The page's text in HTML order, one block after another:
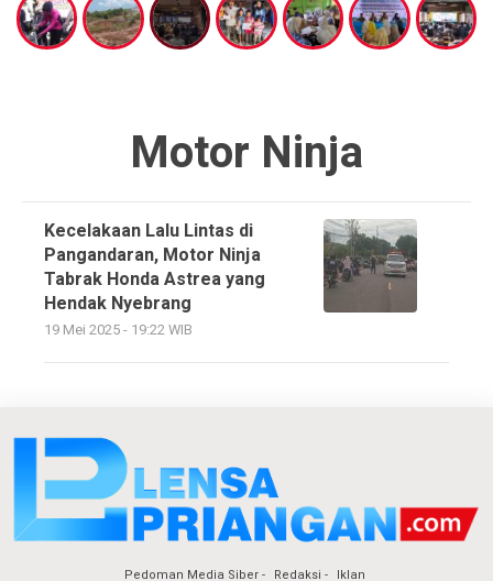
Motor Ninja
Kecelakaan Lalu Lintas di
Pangandaran, Motor Ninja
Tabrak Honda Astrea yang
Hendak Nyebrang
19 Mei 2025 - 19:22 WIB
Pedoman Media Siber Redaksi Iklan